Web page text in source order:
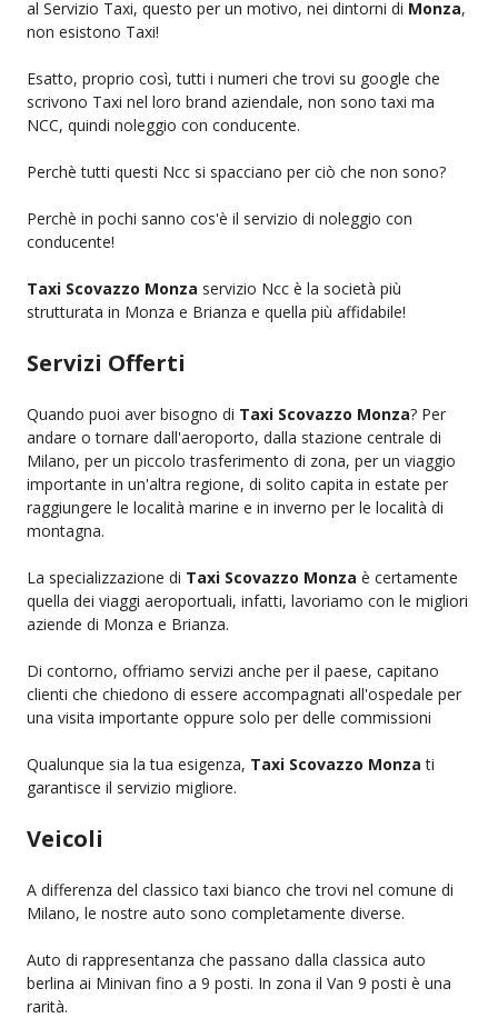
al Servizio Taxi, questo per un motivo, nei dintorni di Monza,
non esistono Taxi!
Esatto, proprio così, tutti i numeri che trovi su google che
scrivono Taxi nel loro brand aziendale, non sono taxi ma
NCC, quindi noleggio con conducente.
Perchè tutti questi Ncc si spacciano per ciò che non sono?
Perchè in pochi sanno cos'è il servizio di noleggio con
conducente!
Taxi Scovazzo Monza servizio Ncc è la società più
strutturata in Monza e Brianza e quella più affidabile!
Servizi Offerti
Quando puoi aver bisogno di Taxi Scovazzo Monza? Per
andare o tornare dall'aeroporto, dalla stazione centrale di
Milano, per un piccolo trasferimento di zona, per un viaggio
importante in un'altra regione, di solito capita in estate per
raggiungere le località marine e in inverno per le località di
montagna.
La specializzazione di Taxi Scovazzo Monza è certamente
quella dei viaggi aeroportuali, infatti, lavoriamo con le migliori
aziende di Monza e Brianza.
Di contorno, offriamo servizi anche per il paese, capitano
clienti che chiedono di essere accompagnati all'ospedale per
una visita importante oppure solo per delle commissioni
Qualunque sia la tua esigenza, Taxi Scovazzo Monza ti
garantisce il servizio migliore.
Veicoli
A differenza del classico taxi bianco che trovi nel comune di
Milano, le nostre auto sono completamente diverse.
Auto di rappresentanza che passano dalla classica auto
berlina ai Minivan fino a 9 posti. In zona il Van 9 posti è una
rarità.